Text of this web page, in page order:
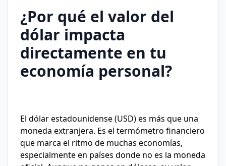
¿Por qué el valor del
dólar impacta
directamente en tu
economía personal?
El dólar estadounidense (USD) es más que una
moneda extranjera. Es el termómetro financiero
que marca el ritmo de muchas economías,
especialmente en países donde no es la moneda